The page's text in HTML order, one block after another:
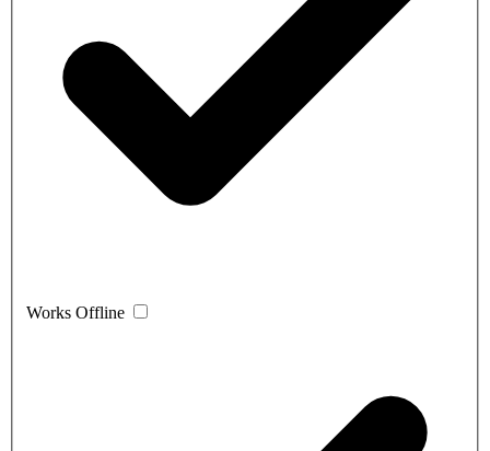
Works Offline